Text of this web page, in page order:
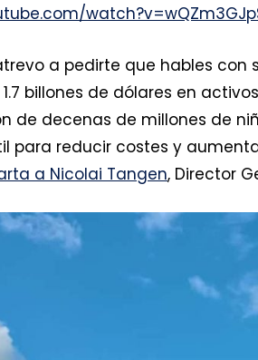
a pedirte que hables con
billones de dólares en
de decenas de millones de
para reducir costes y
a Nicolai Tangen, Director